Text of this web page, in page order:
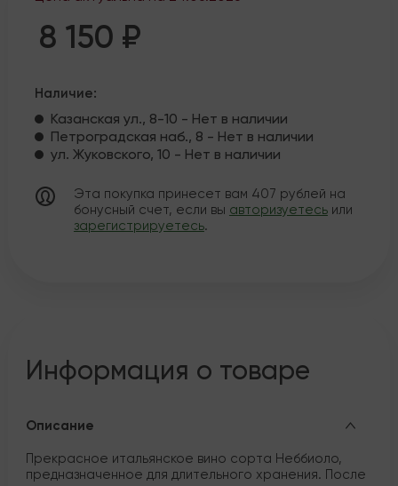
8 150 ₽
Наличие:
Казанская ул., 8-10 - Нет в наличии
Петроградская наб., 8 - Нет в наличии
ул. Жуковского, 10 - Нет в наличии
Эта покупка принесет вам 407 рублей на
бонусный счет, если вы авторизуетесь или
зарегистрируетесь.
Информация о товаре
Описание
Прекрасное итальянское вино сорта Неббиоло,
предназначенное для длительного хранения. После